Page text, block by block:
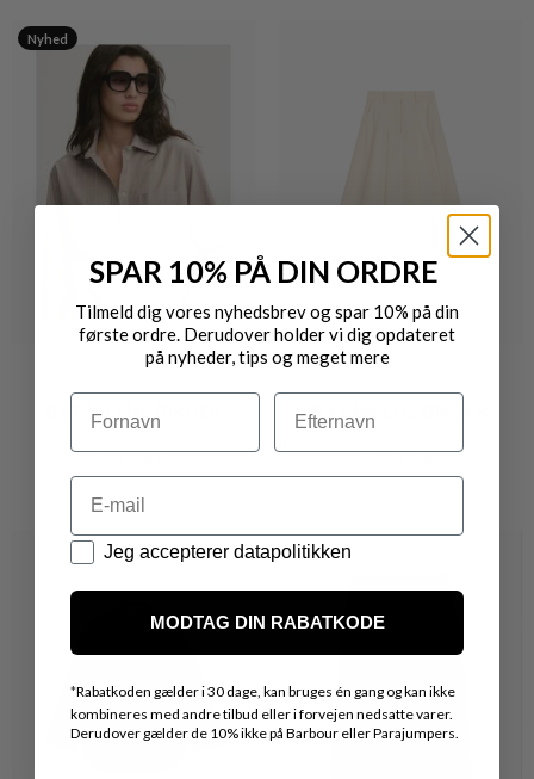
Nyhed
BY MALENE BIRGER
DKK 1.300,-
BY MALENE BIRGER
DKK 3.200,-
SPAR 10% PÅ DIN ORDRE
Tilmeld dig vores nyhedsbrev og spar 10% på din
første ordre. Derudover holder vi dig opdateret
på nyheder, tips og meget mere
Navn Efternavn
Email
Datapolitik
Jeg accepterer datapolitikken
MODTAG DIN RABATKODE
*Rabatkoden gælder i 30 dage, kan bruges én gang og kan ikke
kombineres med andre tilbud eller i forvejen nedsatte varer.
Derudover gælder de 10% ikke på Barbour eller Parajumpers.